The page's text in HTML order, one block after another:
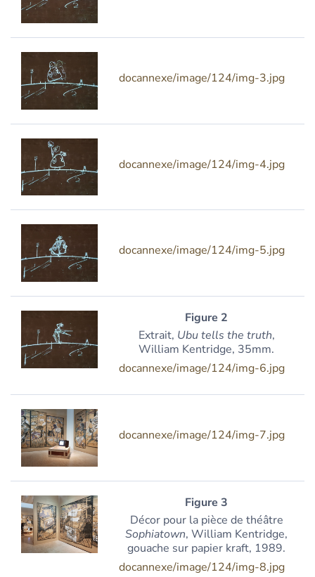
docannexe/image/124/img-3.jpg
docannexe/image/124/img-4.jpg
docannexe/image/124/img-5.jpg
Figure 2
Extrait, Ubu tells the truth,
William Kentridge, 35mm.
docannexe/image/124/img-6.jpg
docannexe/image/124/img-7.jpg
Figure 3
Décor pour la pièce de théâtre
Sophiatown, William Kentridge,
gouache sur papier kraft, 1989.
docannexe/image/124/img-8.jpg